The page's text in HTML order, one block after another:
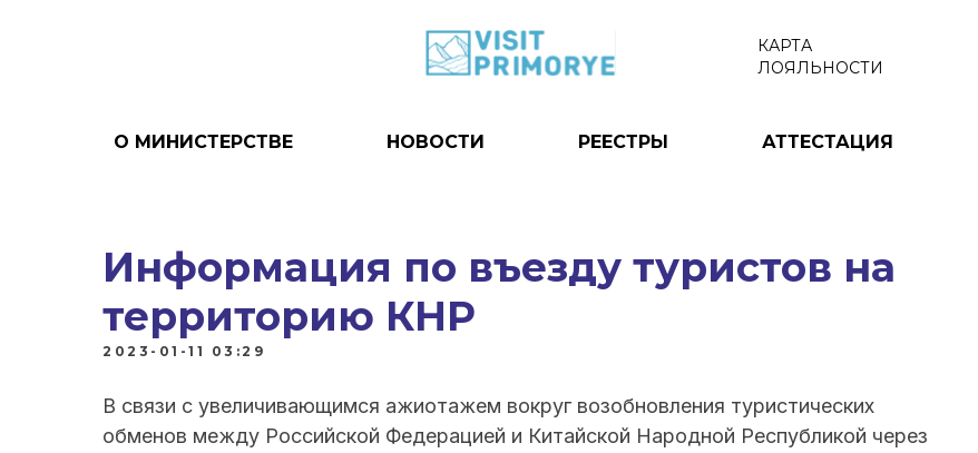
КАРТА
ЛОЯЛЬНОСТИ
О МИНИСТЕРСТВЕ НОВОСТИ РЕЕСТРЫ АТТЕСТАЦИЯ
Информация по въезду туристов на
территорию КНР
2023-01-11 03:29
В связи с увеличивающимся ажиотажем вокруг возобновления туристических
обменов между Российской Федерацией и Китайской Народной Республикой через